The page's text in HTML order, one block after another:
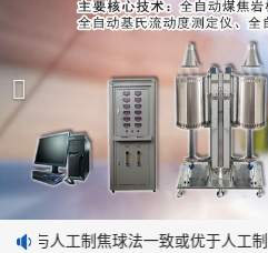
产品展示
焦炭高温性能检测系统
焦化行业检测及优化配煤设备
球团矿/烧结矿/块矿高温冶金性能检
公司简介
在线买世界杯网站
企业业绩
技术交流
状与人工制焦球法一致或优于人工制